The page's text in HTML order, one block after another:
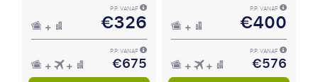
P.P. VANAF
€326
P.P. VANAF
€675
P.P. VANAF
€400
P.P. VANAF
€576